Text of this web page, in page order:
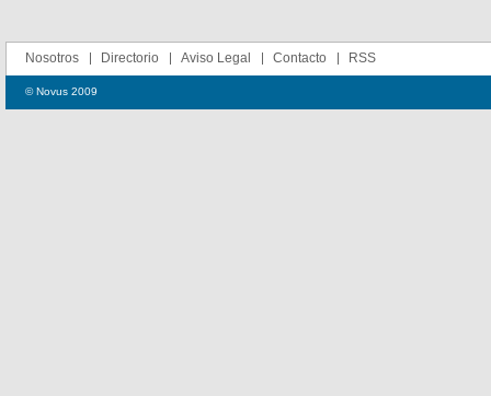
Nosotros Directorio Aviso Legal Contacto RSS
© Novus 2009